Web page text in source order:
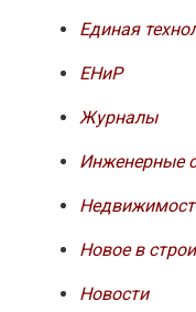
Единая
ЕНиР
Журналы
Инженерные
Новое в
Новости